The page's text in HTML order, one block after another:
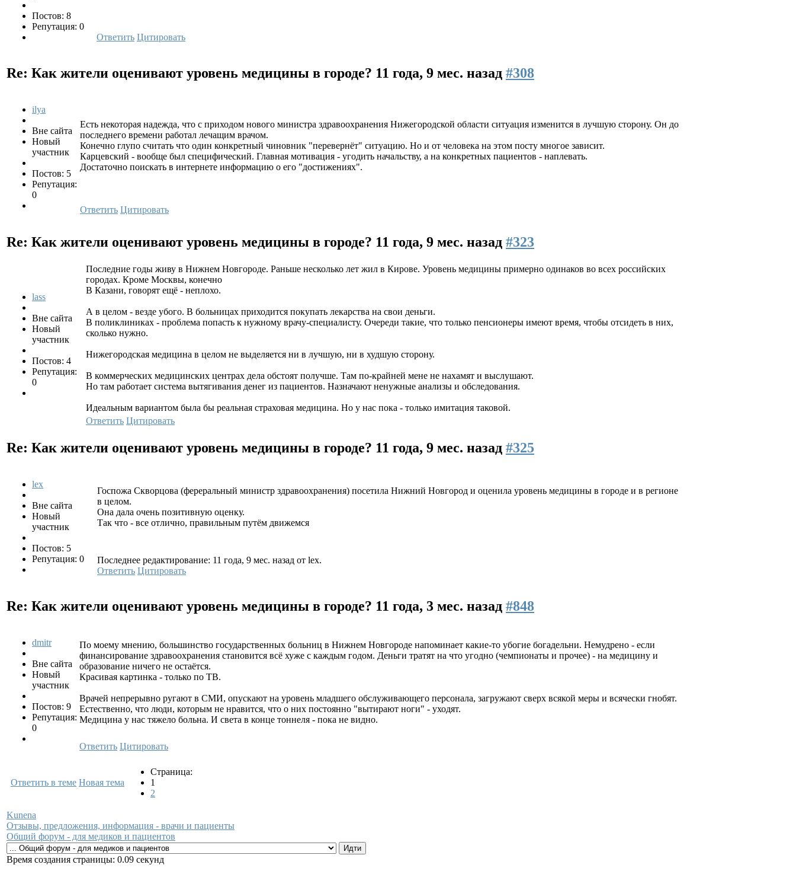
Постов: 8
Репутация: 0
Ответить Цитировать
Re: Как жители оценивают уровень медицины в городе? 11 года, 9 мес. назад #308
ilya
Вне сайта
Новый
участник
Постов: 5
Репутация:
0
Есть некоторая надежда, что с приходом нового министра здравоохранения Нижегородской области ситуация изменится в лучшую сторону. Он до
последнего времени работал лечащим врачом.
Конечно глупо считать что один конкретный чиновник "перевернёт" ситуацию. Но и от человека на этом посту многое зависит.
Карцевский - вообще был специфический. Главная мотивация - угодить начальству, а на конкретных пациентов - наплевать.
Достаточно поискать в интернете информацию о его "достижениях".
Ответить Цитировать
Re: Как жители оценивают уровень медицины в городе? 11 года, 9 мес. назад #323
lass
Вне сайта
Новый
участник
Постов: 4
Репутация:
0
Последние годы живу в Нижнем Новгороде. Раньше несколько лет жил в Кирове. Уровень медицины примерно одинаков во всех российских
городах. Кроме Москвы, конечно
В Казани, говорят ещё - неплохо.
А в целом - везде убого. В больницах приходится покупать лекарства на свои деньги.
В поликлиниках - проблема попасть к нужному врачу-специалисту. Очереди такие, что только пенсионеры имеют время, чтобы отсидеть в них,
сколько нужно.
Нижегородская медицина в целом не выделяется ни в лучшую, ни в худшую сторону.
В коммерческих медицинских центрах дела обстоят получше. Там по-крайней мене не нахамят и выслушают.
Но там работает система вытягивания денег из пациентов. Назначают ненужные анализы и обследования.
Идеальным вариантом была бы реальная страховая медицина. Но у нас пока - только имитация таковой.
Ответить Цитировать
Re: Как жители оценивают уровень медицины в городе? 11 года, 9 мес. назад #325
lex
Вне сайта
Новый
участник
Постов: 5
Репутация: 0
Госпожа Скворцова (фереральный министр здравоохранения) посетила Нижний Новгород и оценила уровень медицины в городе и в регионе
в целом.
Она дала очень позитивную оценку.
Так что - все отлично, правильным путём движемся
Последнее редактирование: 11 года, 9 мес. назад от lex.
Ответить Цитировать
Re: Как жители оценивают уровень медицины в городе? 11 года, 3 мес. назад #848
dmitr
Вне сайта
Новый
участник
Постов: 9
Репутация:
0
По моему мнению, большинство государственных больниц в Нижнем Новгороде напоминает какие-то убогие богадельни. Немудрено - если
финансирование здравоохранения становится всё хуже с каждым годом. Деньги тратят на что угодно (чемпионаты и прочее) - на медицину и
образование ничего не остаётся.
Красивая картинка - только по ТВ.
Врачей непрерывно ругают в СМИ, опускают на уровень младшего обслуживающего персонала, загружают сверх всякой меры и всячески гнобят.
Естественно, что люди, которым не нравится, что о них постоянно "вытирают ноги" - уходят.
Медицина у нас тяжело больна. И света в конце тоннеля - пока не видно.
Ответить Цитировать
Ответить в теме Новая тема
Страница:
1
2
Kunena
Отзывы, предложения, информация - врачи и пациенты
Общий форум - для медиков и пациентов
Время создания страницы: 0.09 секунд